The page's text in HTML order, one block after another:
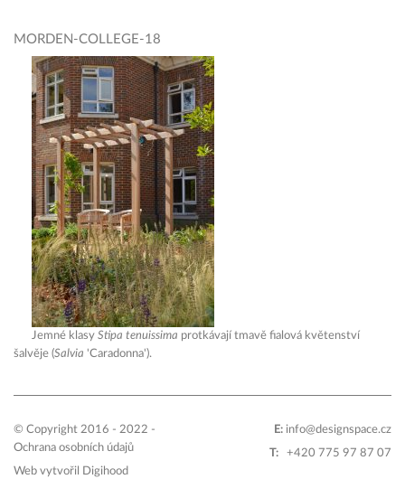
MORDEN-COLLEGE-18
Jemné klasy Stipa tenuissima protkávají tmavě fialová květenství
šalvěje (Salvia 'Caradonna').
© Copyright 2016 - 2022 -
Ochrana osobních údajů
Web vytvořil
Digihood
E: info@designspace.cz
T:
+420 775 97 87 07